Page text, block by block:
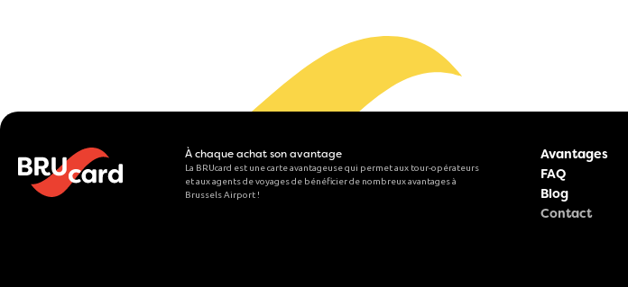
À chaque achat son avantage
La BRUcard est une carte avantageuse qui permet aux tour-opérateurs
et aux agents de voyages de bénéficier de nombreux avantages à
Brussels Airport!
Avantages
FAQ
Blog
Contact